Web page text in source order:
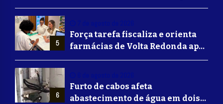
em Volta Redonda
5
Força tarefa fiscaliza e orienta
farmácias de Volta Redonda após
alerta de falsificação de
6
Furto de cabos afeta
abastecimento de água em dois